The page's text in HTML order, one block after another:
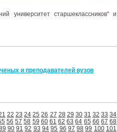
университет старшеклассников" и
и преподавателей вузов
22 23 24 25 26 27 28 29 30 31 32 33 34
56 57 58 59 60 61 62 63 64 65 66 67 68
90 91 92 93 94 95 96 97 98 99 100 101